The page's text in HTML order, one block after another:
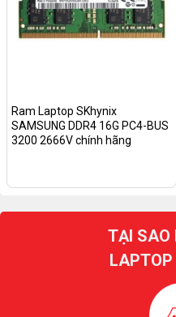
Ram Laptop SKhynix
SAMSUNG DDR4 16G PC4-BUS
3200 2666V chính hãng
TẠI SAO